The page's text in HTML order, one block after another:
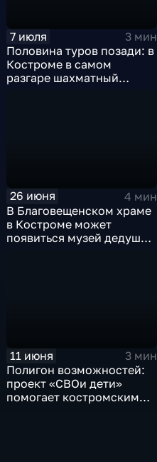
7 июля
3 мин
Половина туров позади: в
Костроме в самом
разгаре шахматный
26 июня
4 мин
В Благовещенском храме
в Костроме может
появиться музей дедушки
11 июня
3 мин
Полигон возможностей:
проект «СВОи дети»
помогает костромским